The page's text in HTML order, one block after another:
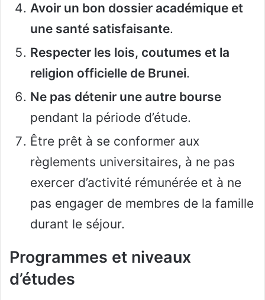
Avoir un bon dossier académique et
une santé satisfaisante.
Respecter les lois, coutumes et la
religion officielle de Brunei.
Ne pas détenir une autre bourse
pendant la période d’étude.
Être prêt à se conformer aux
règlements universitaires, à ne pas
exercer d’activité rémunérée et à ne
pas engager de membres de la famille
durant le séjour.
Programmes et niveaux
d’études